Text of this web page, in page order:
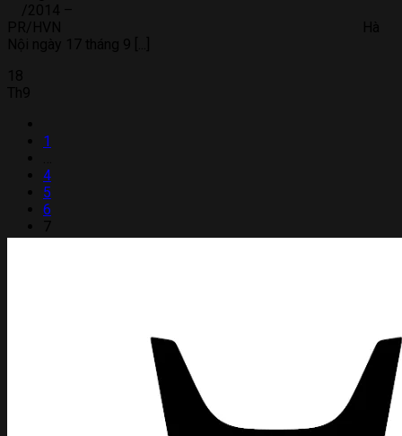
1
4
5
6
8